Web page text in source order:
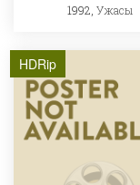
1992, Ужасы
HDRip